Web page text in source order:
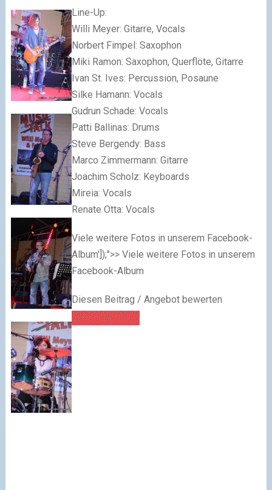
Line-Up:
Willi Meyer: Gitarre, Vocals
Norbert Fimpel: Saxophon
Miki Ramon: Saxophon, Querflöte, Gitarre
Ivan St. Ives: Percussion, Posaune
Silke Hamann: Vocals
Gudrun Schade: Vocals
Patti Ballinas: Drums
Steve Bergendy: Bass
Marco Zimmermann: Gitarre
Joachim Scholz: Keyboards
Mireia: Vocals
Renate Otta: Vocals
Viele weitere Fotos in unserem Facebook-
Album']);">> Viele weitere Fotos in unserem
Facebook-Album
Diesen Beitrag / Angebot bewerten